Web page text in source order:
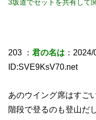
3坂道でセットを共有して
203 ：君の名は ：
ID:SVE9KsV70.net
あのウイング席はすご
階段で登るのも登山だ